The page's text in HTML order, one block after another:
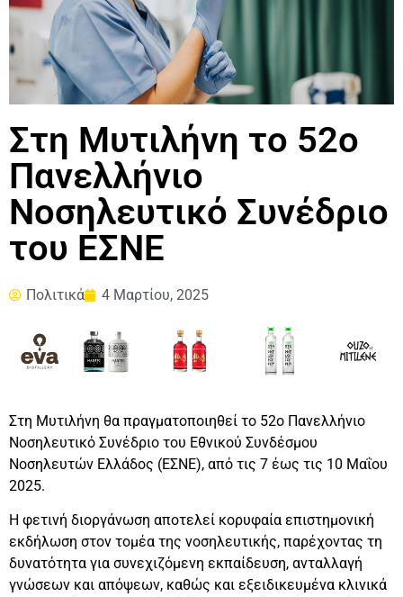
Στη Μυτιλήνη το 52ο
Πανελλήνιο
Νοσηλευτικό Συνέδριο
του ΕΣΝΕ
Πολιτικά 4 Μαρτίου, 2025
Στη Μυτιλήνη θα πραγματοποιηθεί το 52ο Πανελλήνιο
Νοσηλευτικό Συνέδριο του Εθνικού Συνδέσμου
Νοσηλευτών Ελλάδος (ΕΣΝΕ), από τις 7 έως τις 10 Μαΐου
2025.
Η φετινή διοργάνωση αποτελεί κορυφαία επιστημονική
εκδήλωση στον τομέα της νοσηλευτικής, παρέχοντας τη
δυνατότητα για συνεχιζόμενη εκπαίδευση, ανταλλαγή
γνώσεων και απόψεων, καθώς και εξειδικευμένα κλινικά